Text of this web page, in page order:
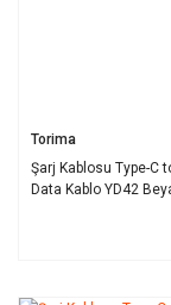
Torima
Şarj Kablosu Type-C
Data Kablo YD42